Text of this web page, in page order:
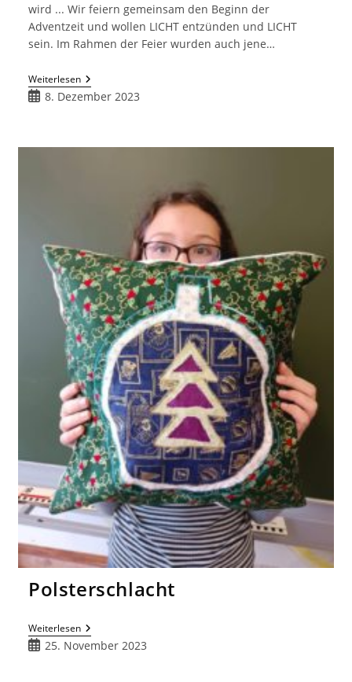
wird ... Wir feiern gemeinsam den Beginn der
Adventzeit und wollen LICHT entzünden und LICHT
sein. Im Rahmen der Feier wurden auch jene…
WeiterlesenAdvent
Beitrag
8. Dezember 2023
Polsterschlacht
WeiterlesenPolsterschlacht
Beitrag25. November 2023